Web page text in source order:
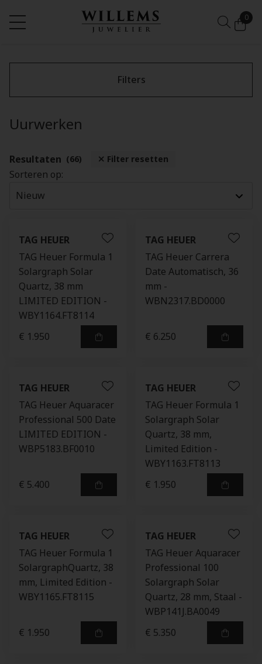
0
Filters
Uurwerken
Resultaten (66) Filter resetten
Sorteren op:
TAG HEUER
TAG Heuer Formula 1
Solargraph Solar
Quartz, 38 mm
LIMITED EDITION -
WBY1164.FT8114
€ 1.950
TAG HEUER
TAG Heuer Carrera
Date Automatisch, 36
mm -
WBN2317.BD0000
€ 6.250
TAG HEUER
TAG Heuer Aquaracer
Professional 500 Date
LIMITED EDITION -
WBP5183.BF0010
€ 5.400
TAG HEUER
TAG Heuer Formula 1
Solargraph Solar
Quartz, 38 mm,
Limited Edition -
WBY1163.FT8113
€ 1.950
TAG HEUER
TAG Heuer Formula 1
SolargraphQuartz, 38
mm, Limited Edition -
WBY1165.FT8115
€ 1.950
TAG HEUER
TAG Heuer Aquaracer
Professional 100
Solargraph Solar
Quartz, 28 mm, Staal -
WBP141J.BA0049
€ 5.350